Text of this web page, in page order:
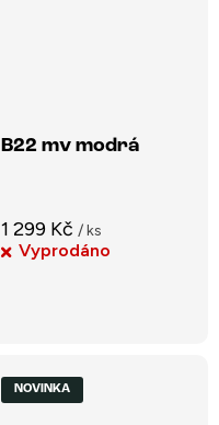
B22 mv modrá
1 299 Kč / ks
Vyprodáno
NOVINKA